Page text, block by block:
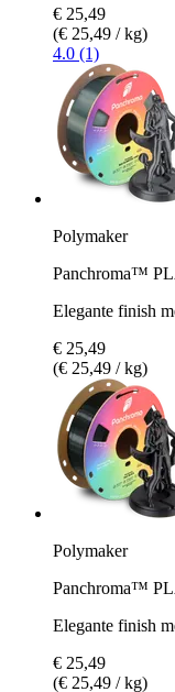
€ 25,49
(€ 25,49 / kg)
4.0 (1)
Polymaker
Panchroma™
Elegante finish
€ 25,49
(€ 25,49 / kg)
Polymaker
Panchroma™
Elegante finish
€ 25,49
(€ 25,49 / kg)